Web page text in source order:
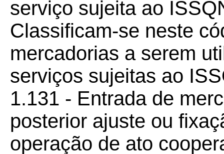
serviço sujeita ao
Classificam-se neste
mercadorias a serem
serviços sujeitas ao
1.131 - Entrada de
posterior ajuste ou
operação de ato